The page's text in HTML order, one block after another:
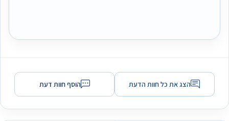
הצג את כל חוות הדעת הוסף חוות דעת